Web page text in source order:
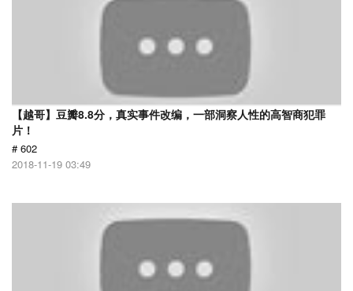
【越哥】豆瓣8.8分，真实事件改编，一部洞察人性的高智商犯罪
片！
# 602
2018-11-19 03:49